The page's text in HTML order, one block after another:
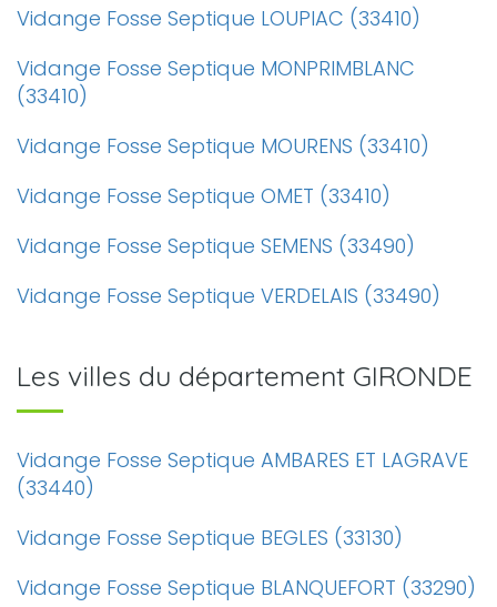
Vidange Fosse Septique LOUPIAC (33410)
Vidange Fosse Septique MONPRIMBLANC
(33410)
Vidange Fosse Septique MOURENS (33410)
Vidange Fosse Septique OMET (33410)
Vidange Fosse Septique SEMENS (33490)
Vidange Fosse Septique VERDELAIS (33490)
Les villes du département GIRONDE
Vidange Fosse Septique AMBARES ET LAGRAVE
(33440)
Vidange Fosse Septique BEGLES (33130)
Vidange Fosse Septique BLANQUEFORT (33290)